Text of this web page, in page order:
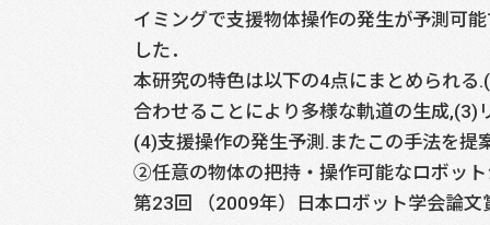
イミングで支援物体操作の発生が予測可
した．
本研究の特色は以下の4点にまとめられる
合わせることにより多様な軌道の生成,(3)
(4)支援操作の発生予測.またこの手法を
②任意の物体の把持・操作可能なロボッ
第23回 （2009年）日本ロボット学会論文